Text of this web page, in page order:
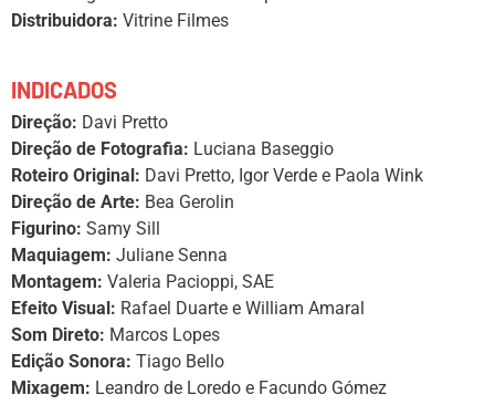
Distribuidora: Vitrine Filmes
INDICADOS
Direção: Davi Pretto
Direção de Fotografia: Luciana Baseggio
Roteiro Original: Davi Pretto, Igor Verde e Paola Wink
Direção de Arte: Bea Gerolin
Figurino: Samy Sill
Maquiagem: Juliane Senna
Montagem: Valeria Pacioppi, SAE
Efeito Visual: Rafael Duarte e William Amaral
Som Direto: Marcos Lopes
Edição Sonora: Tiago Bello
Mixagem: Leandro de Loredo e Facundo Gómez